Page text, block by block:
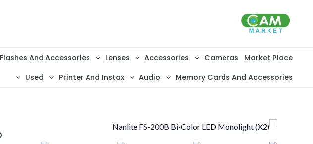
Market Place
Cameras
Accessories
Lenses
Flashes And Accessories
Memory Cards And Accessories
Audio
Printer And Instax
Used